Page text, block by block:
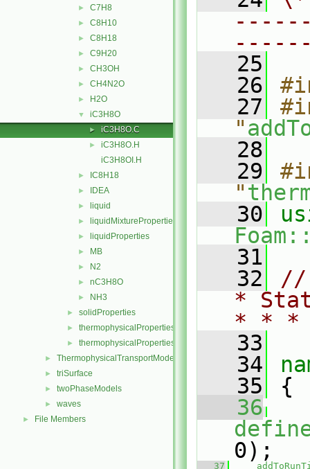
► C7H8
► C8H10
► C8H18
► C9H20
► CH3OH
► CH4N2O
► H2O
▼ iC3H8O
► iC3H8O.C
►
iC3H8O.H
iC3H8OI.H
► IC8H18
► IDEA
► liquid
► liquidMixtureProperties
► liquidProperties
► MB
► N2
► nC3H8O
► NH3
► solidProperties
► thermophysicalProperties
► thermophysicalPropertiesSelector
► ThermophysicalTransportModels
► triSurface
► twoPhaseModels
► waves
► File Members
   25
   26
   27
"
   28
   29
"
   30
   31
   32
//
*
* *
   33
   34
   35
{
   36
0);
   37